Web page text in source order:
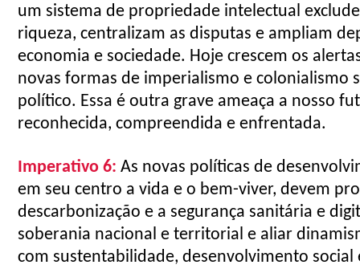
um sistema de propriedade intelectual
riqueza, centralizam as disputas e ampliam
economia e sociedade. Hoje crescem os
novas formas de imperialismo e colonialismo
político. Essa é outra grave ameaça a nosso
reconhecida, compreendida e enfrentada.
Imperativo 6: As novas políticas de
em seu centro a vida e o bem-viver, devem
descarbonização e a segurança sanitária e
soberania nacional e territorial e aliar
com sustentabilidade, desenvolvimento